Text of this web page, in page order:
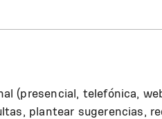
(presencial, telefónica,
plantear sugerencias,